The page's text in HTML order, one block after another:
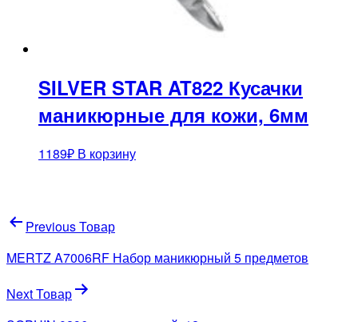
SILVER STAR AT822 Кусачки
маникюрные для кожи, 6мм
1189₽ В корзину
Навигация
по
записям
Previous Товар
MERTZ A7006RF Набор маникюрный 5 предметов
Next Товар